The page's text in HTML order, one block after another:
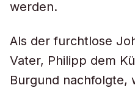
werden.
Als der furchtlose
Vater, Philipp dem
Burgund nachfolgte,